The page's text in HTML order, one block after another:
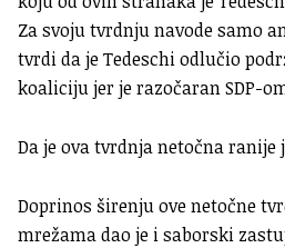
Za svoju tvrdnju navode samo
tvrdi da je Tedeschi odlučio
koaliciju jer je razočaran SDP-
Da je ova tvrdnja netočna ranije
Doprinos širenju ove netočne
mrežama dao je i saborski